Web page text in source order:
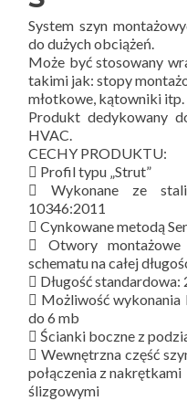
System szyn
do dużych obciążeń.
Może być stosowany
takimi jak: stopy
młotkowe, kątowniki itp.
Produkt dedykowany
HVAC.
CECHY PRODUKTU:
 Profil typu „Strut”
 Wykonane ze
10346:2011
 Cynkowane metodą
 Otwory montażowe
schematu na całej
 Długość standardowa:
 Możliwość wykonania
do 6 mb
 Ścianki boczne z
 Wewnętrzna część
połączenia z nakrętkami
ślizgowymi